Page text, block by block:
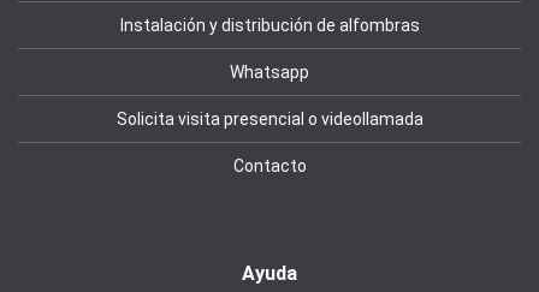
Instalación y distribución de alfombras
Whatsapp
Solicita visita presencial o videollamada
Contacto
Ayuda